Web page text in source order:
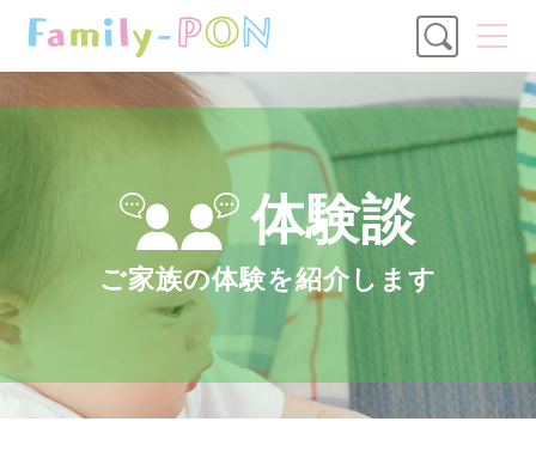
体験談
ご家族の体験を紹介します